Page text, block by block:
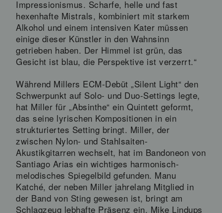
Impressionismus. Scharfe, helle und fast
hexenhafte Mistrals, kombiniert mit starkem
Alkohol und einem intensiven Kater müssen
einige dieser Künstler in den Wahnsinn
getrieben haben. Der Himmel ist grün, das
Gesicht ist blau, die Perspektive ist verzerrt.“
Während Millers ECM-Debüt „Silent Light“ den
Schwerpunkt auf Solo- und Duo-Settings legte,
hat Miller für „Absinthe“ ein Quintett geformt,
das seine lyrischen Kompositionen in ein
strukturiertes Setting bringt. Miller, der
zwischen Nylon- und Stahlsaiten-
Akustikgitarren wechselt, hat im Bandoneon von
Santiago Arias ein wichtiges harmonisch-
melodisches Spiegelbild gefunden. Manu
Katché, der neben Miller jahrelang Mitglied in
der Band von Sting gewesen ist, bringt am
Schlagzeug lebhafte Präsenz ein. Mike Lindups